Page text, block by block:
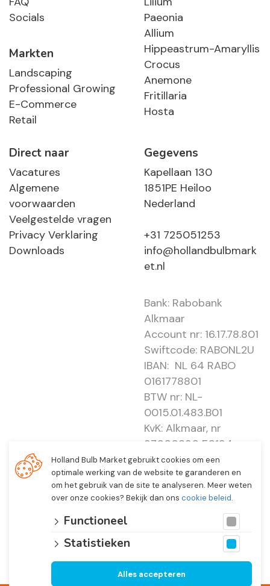
Socials
Markten
Landscaping
Professional Growing
E-Commerce
Retail
Paeonia
Allium
Hippeastrum-Amaryllis
Crocus
Anemone
Fritillaria
Hosta
Direct naar
Vacatures
Algemene
voorwaarden
Veelgestelde vragen
Privacy Verklaring
Downloads
Gegevens
Kapellaan 130
1851PE Heiloo
Nederland
+31 725051253
info@hollandbulbmark
et.nl
Bank: Rabobank
Alkmaar
Account nr: 16.17.78.801
Swiftcode: RABONL2U
IBAN: NL 64 RABO
0161778801
BTW nr: NL-
0015.01.483.B01
KvK: Alkmaar, nr
37000830 E0194 -
EBO 505
Holland Bulb Market gebruikt cookies om een
optimale werking van de website te garanderen en
om het gebruik van de site te analyseren. Meer weten
over onze cookies? Bekijk dan ons cookie beleid.
Functioneel
Statistieken
Alles accepteren